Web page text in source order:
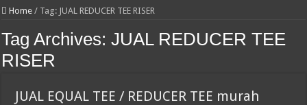
Home / Tag: JUAL REDUCER TEE RISER
Tag Archives:JUAL REDUCER TEE
RISER
JUAL EQUAL TEE / REDUCER TEE murah